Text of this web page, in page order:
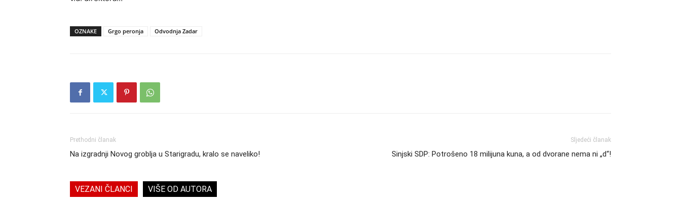
OZNAKE Grgo peronja Odvodnja Zadar
Prethodni članak
Na izgradnji Novog groblja u Starigradu, kralo se naveliko!
Sljedeći članak
Sinjski SDP: Potrošeno 18 milijuna kuna, a od dvorane nema ni „d“!
VEZANI ČLANCI VIŠE OD AUTORA